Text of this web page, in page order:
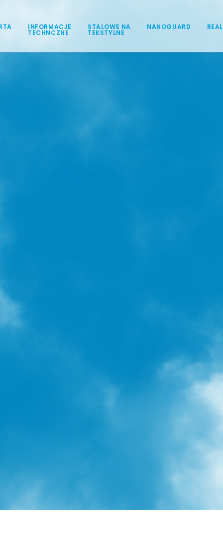
INFORMACJE
TECHNCZNE
STALOWE NA
TEKSTYLNE
NANOGUARD